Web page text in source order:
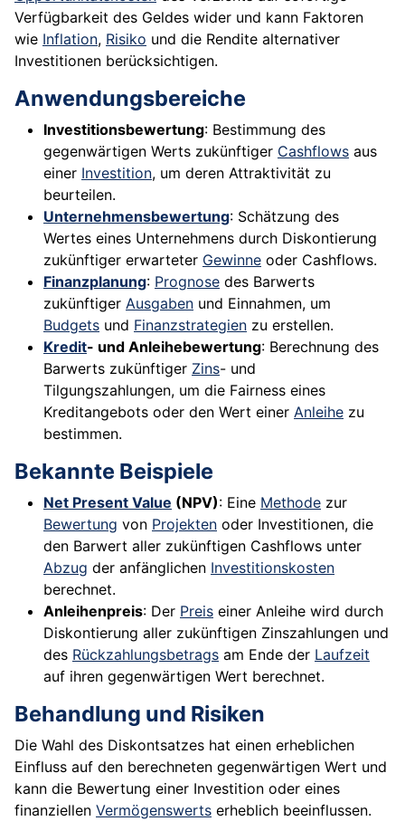
Verfügbarkeit des Geldes wider und kann Faktoren
wie Inflation, Risiko und die Rendite alternativer
Investitionen berücksichtigen.
Anwendungsbereiche
Investitionsbewertung: Bestimmung des
gegenwärtigen Werts zukünftiger Cashflows aus
einer Investition, um deren Attraktivität zu
beurteilen.
Unternehmensbewertung: Schätzung des
Wertes eines Unternehmens durch Diskontierung
zukünftiger erwarteter Gewinne oder Cashflows.
Finanzplanung: Prognose des Barwerts
zukünftiger Ausgaben und Einnahmen, um
Budgets und Finanzstrategien zu erstellen.
Kredit- und Anleihebewertung: Berechnung des
Barwerts zukünftiger Zins- und
Tilgungszahlungen, um die Fairness eines
Kreditangebots oder den Wert einer Anleihe zu
bestimmen.
Bekannte Beispiele
Net Present Value (NPV): Eine Methode zur
Bewertung von Projekten oder Investitionen, die
den Barwert aller zukünftigen Cashflows unter
Abzug der anfänglichen Investitionskosten
berechnet.
Anleihenpreis: Der Preis einer Anleihe wird durch
Diskontierung aller zukünftigen Zinszahlungen und
des Rückzahlungsbetrags am Ende der Laufzeit
auf ihren gegenwärtigen Wert berechnet.
Behandlung und Risiken
Die Wahl des Diskontsatzes hat einen erheblichen
Einfluss auf den berechneten gegenwärtigen Wert und
kann die Bewertung einer Investition oder eines
finanziellen Vermögenswerts erheblich beeinflussen.